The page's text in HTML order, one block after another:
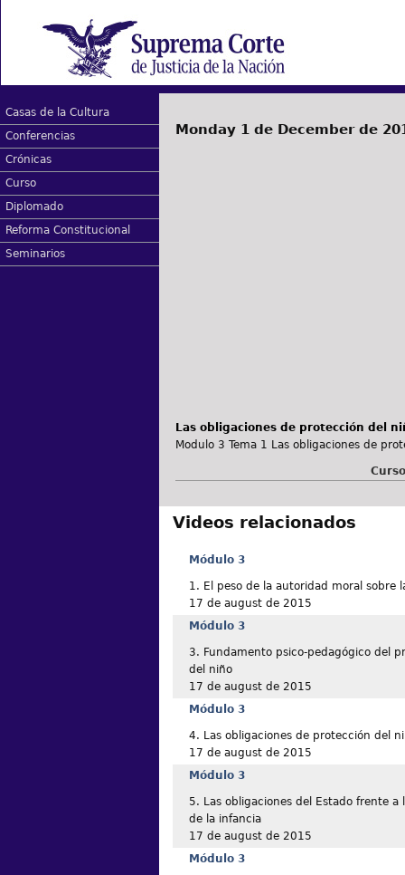
Casas de la Cultura
Conferencias
Crónicas
Curso
Diplomado
Reforma Constitucional
Seminarios
Monday 1 de December de
Las obligaciones de protección del
Modulo 3 Tema 1 Las obligaciones de
Videos relacionados
Módulo 3
1. El peso de la autoridad moral sobre
17 de august de 2015
Módulo 3
3. Fundamento psico-pedagógico del
del niño
17 de august de 2015
Módulo 3
4. Las obligaciones de protección del
17 de august de 2015
Módulo 3
5. Las obligaciones del Estado frente a
de la infancia
17 de august de 2015
Módulo 3